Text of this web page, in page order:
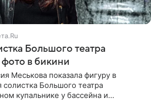
Большого театра
в бикини
Меськова показала фигуру в
Большого театра
купальнике у бассейна и